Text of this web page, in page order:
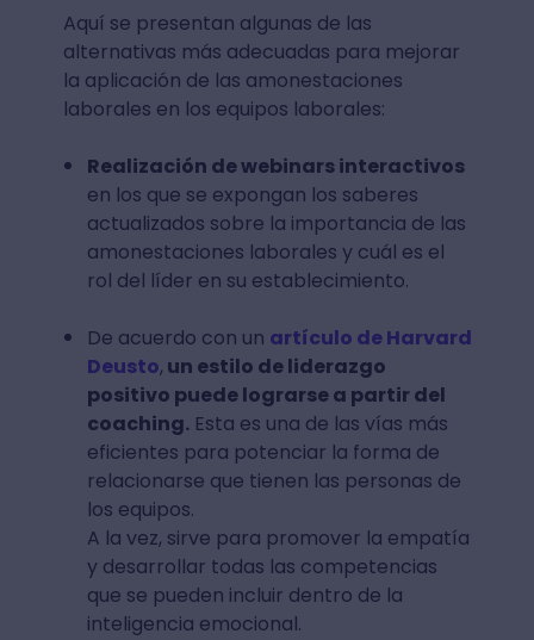
Aquí se presentan algunas de las
alternativas más adecuadas para mejorar
la aplicación de las amonestaciones
laborales en los equipos laborales:
Realización de webinars interactivos
en los que se expongan los saberes
actualizados sobre la importancia de las
amonestaciones laborales y cuál es el
rol del líder en su establecimiento.
De acuerdo con un artículo de Harvard
Deusto, un estilo de liderazgo
positivo puede lograrse a partir del
coaching.Esta es una de las vías más
eficientes para potenciar la forma de
relacionarse que tienen las personas de
los equipos.
A la vez, sirve para promover la empatía
y desarrollar todas las competencias
que se pueden incluir dentro de la
inteligencia emocional.